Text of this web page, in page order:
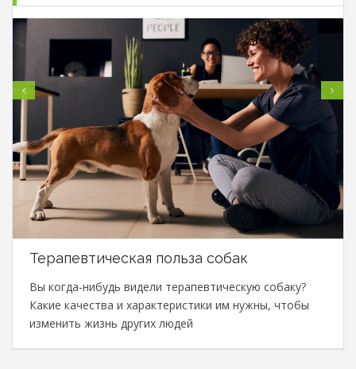
Терапевтическая польза собак
Вы когда-нибудь видели терапевтическую собаку?
Какие качества и характеристики им нужны, чтобы
изменить жизнь других людей